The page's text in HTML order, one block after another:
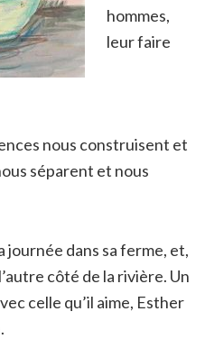
hommes,
leur faire
nous construisent et
séparent et nous
journée dans sa ferme, et,
côté de la rivière. Un
celle qu’il aime, Esther